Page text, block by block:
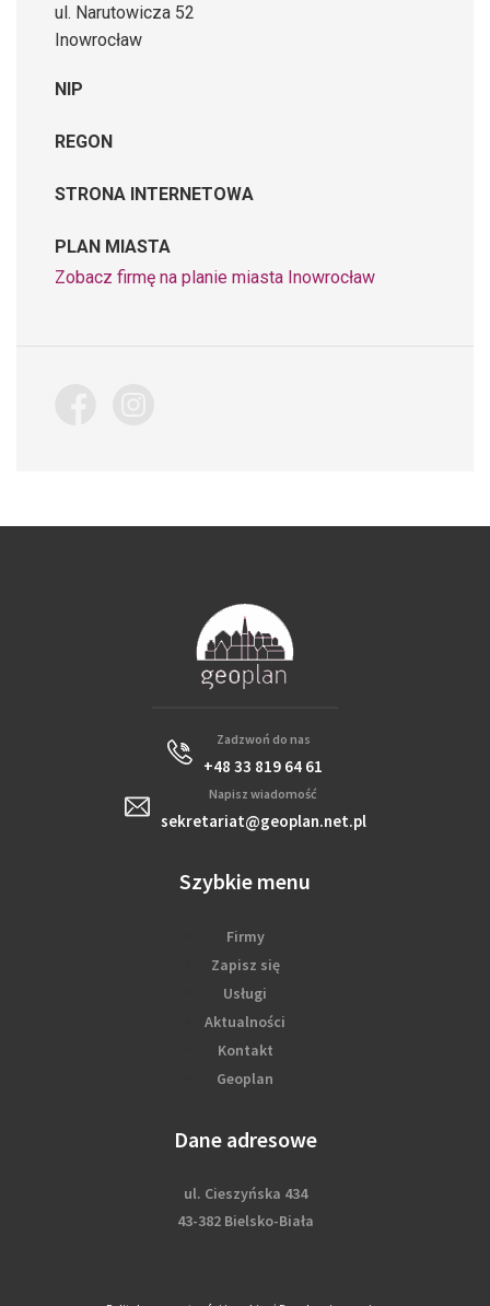
ul. Narutowicza 52
Inowrocław
NIP
REGON
STRONA INTERNETOWA
PLAN MIASTA
Zobacz firmę na planie miasta Inowrocław
Zadzwoń do nas
+48 33 819 64 61
Napisz wiadomość
sekretariat@geoplan.net.pl
Szybkie menu
Firmy
Zapisz się
Usługi
Aktualności
Kontakt
Geoplan
Dane adresowe
ul. Cieszyńska 434
43-382 Bielsko-Biała